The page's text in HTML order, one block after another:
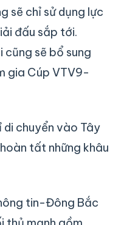
sẽ chỉ sử dụng lực
đấu sắp tới.
cũng sẽ bổ sung
gia Cúp VTV9-
chuyển vào Tây
tất những khâu
tin-Đông Bắc